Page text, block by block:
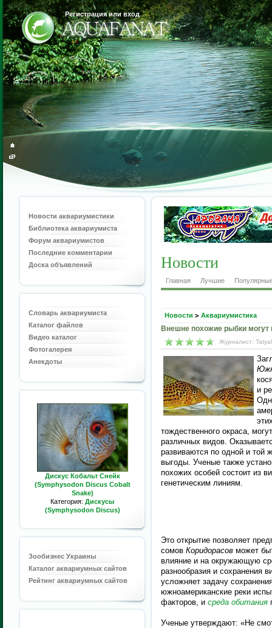
Регистрация или вход
Новости аквариумистики
Библиотека аквариумиста
Форум аквариумистов
Последние комментарии
Доска объявлений
Словарь аквариумиста
Каталог файлов
Видео каталог
Фотогалерея
Анекдоты
Дискус Кобальт Снейк
(Symphysodon Discus Cobalt
Snake)
Категория: Дискусы
(Symphysodon Discus)
Зообизнес Украины
Каталог аквариумных сайтов
Рейтинг аквариумных сайтов
Новости
Главная Лучшие
Новости > Аквариумистика
Внешне похожие рыбки
Журналист:
и
тождественного окраса,
различных видов.
развиваются по одной и той
выгоды. Ученые также
похожих особей состоит из
генетическим линиям.
Это открытие позволяет
сомов Коридорасов может
влияние и на окружающую
разнообразия и сохранения
усложняет задачу
южноамериканские реки
факторов, и среда обитания
Ученые утверждают: «Не